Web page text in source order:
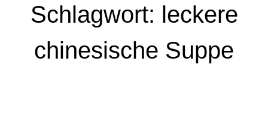
Schlagwort: leckere
chinesische Suppe